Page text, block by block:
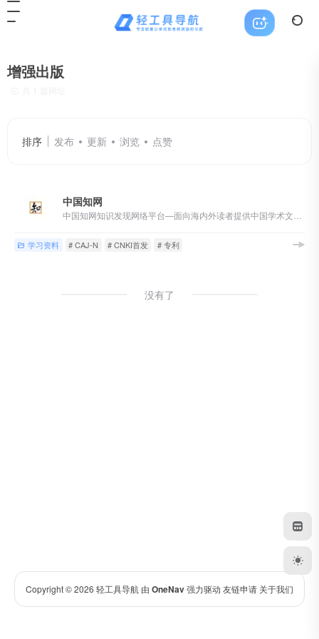
增强出版
排序 发布 更新 浏览 点赞
中国知网
学习资料 # CAJ-N # CNKI首发 # 专利
没有了
Copyright © 2026 轻工具导航 由 OneNav强力驱动 友链申请 关于我们